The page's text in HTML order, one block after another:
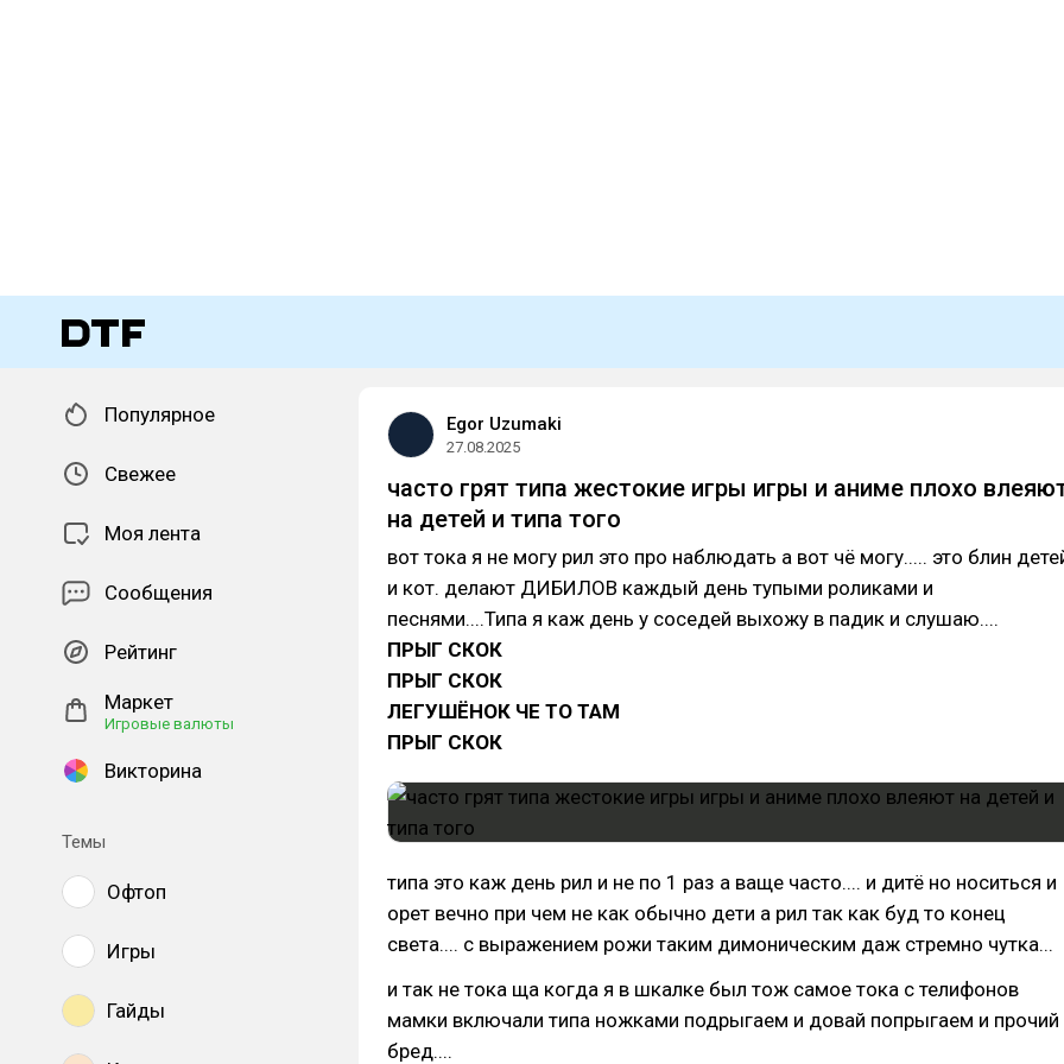
Популярное
Свежее
Моя лента
Сообщения
Рейтинг
Маркет
Игровые валюты
Викторина
Темы
Офтоп
Игры
Гайды
Egor Uzumaki
27.08.2025
часто грят типа жестокие игры игры и аниме плохо
на детей и типа того
вот тока я не могу рил это про наблюдать а вот чё могу..... это блин
и кот. делают ДИБИЛОВ каждый день тупыми роликами и
песнями....Типа я каж день у соседей выхожу в падик и слушаю....
ПРЫГ СКОК
ПРЫГ СКОК
ЛЕГУШЁНОК ЧЕ ТО ТАМ
ПРЫГ СКОК
типа это каж день рил и не по 1 раз а ваще часто.... и дитё но носиться и
орет вечно при чем не как обычно дети а рил так как буд то конец
света.... с выражением рожи таким димоническим даж стремно чутка...
и так не тока ща когда я в шкалке был тож самое тока с телифонов
мамки включали типа ножками подрыгаем и довай попрыгаем и прочий
бред....